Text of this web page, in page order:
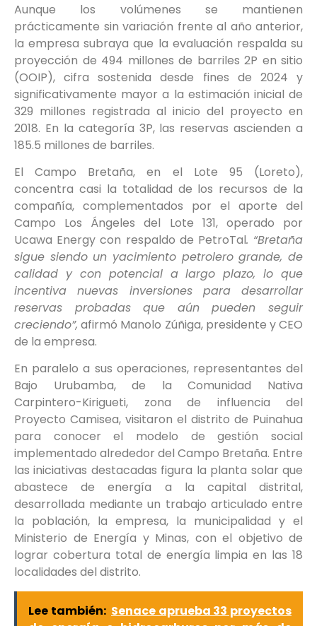
Aunque los volúmenes se mantienen
prácticamente sin variación frente al año anterior,
la empresa subraya que la evaluación respalda su
proyección de 494 millones de barriles 2P en sitio
(OOIP), cifra sostenida desde fines de 2024 y
significativamente mayor a la estimación inicial de
329 millones registrada al inicio del proyecto en
2018. En la categoría 3P, las reservas ascienden a
185.5 millones de barriles.
El Campo Bretaña, en el Lote 95 (Loreto),
concentra casi la totalidad de los recursos de la
compañía, complementados por el aporte del
Campo Los Ángeles del Lote 131, operado por
Ucawa Energy con respaldo de PetroTal. “Bretaña
sigue siendo un yacimiento petrolero grande, de
calidad y con potencial a largo plazo, lo que
incentiva nuevas inversiones para desarrollar
reservas probadas que aún pueden seguir
creciendo”, afirmó Manolo Zúñiga, presidente y CEO
de la empresa.
En paralelo a sus operaciones, representantes del
Bajo Urubamba, de la Comunidad Nativa
Carpintero-Kirigueti, zona de influencia del
Proyecto Camisea, visitaron el distrito de Puinahua
para conocer el modelo de gestión social
implementado alrededor del Campo Bretaña. Entre
las iniciativas destacadas figura la planta solar que
abastece de energía a la capital distrital,
desarrollada mediante un trabajo articulado entre
la población, la empresa, la municipalidad y el
Ministerio de Energía y Minas, con el objetivo de
lograr cobertura total de energía limpia en las 18
localidades del distrito.
Lee también: Senace aprueba 33 proyectos